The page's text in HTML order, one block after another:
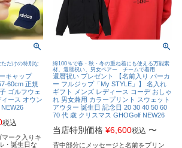
だけの特別な
キャップ
60cm 正規
ゴルフウェ
ース オウン
税込
マーク入りキ
・誕生日な
綿100％で春・秋・冬の重ね着にも使える万能素
材。還暦祝い、男女ペアー チームで着用
還暦祝い プレゼント 【名前入り パーカ
ー フルジップ「My STYLE」】 名入れ
ギフト メンズ レディース コーデ おしゃ
れ 男女兼用 カラープリント スウェット
アウター 誕生日 記念日 20 30 40 50 60
70 代 歳 クリスマス GHOGolf NEW26
当店特別価格 ¥6,600税込 〜
背中部分にメッセージと名前をプリン